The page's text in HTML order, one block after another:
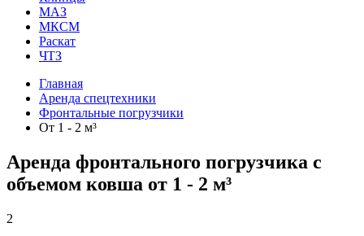
МАЗ
МКСМ
Раскат
ЧТЗ
Главная
Аренда спецтехники
Фронтальные погрузчики
От 1 - 2 м³
Аренда фронтального погрузчика с
объемом ковша от 1 - 2 м³
2